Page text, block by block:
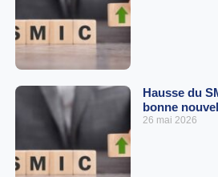
Hausse du
bonne
26 mai 2026